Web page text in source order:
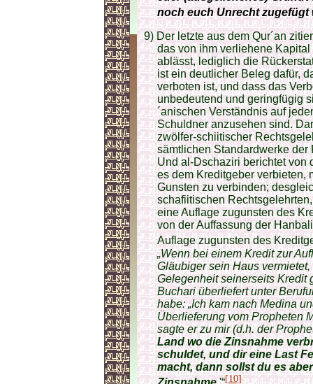
noch euch Unrecht zugefügt
9) Der letzte aus dem Qur´an
das von ihm verliehene
ablässt, lediglich die
ist ein deutlicher Beleg dafür,
verboten ist, und dass das
unbedeutend und geringfügig
´anischen Verständnis auf
Schuldner anzusehen sind.
zwölfer-schiitischer
sämtlichen Standardwerke der
Und al-Dschaziri berichtet von
es dem Kreditgeber verbieten,
Gunsten zu verbinden;
schafiitischen
eine Auflage zugunsten des
von der Auffassung der
Auflage zugunsten des
„Wenn bei einem Kredit zur
Gläubiger sein Haus
Gelegenheit seinerseits Kredit
Buchari überliefert unter
habe: „Ich kam nach Medina
Überlieferung vom Propheten
sagte er zu mir (d.h. der
Land wo die Zinsnahme
schuldet, und dir eine Last
macht, dann sollst du es
[10]